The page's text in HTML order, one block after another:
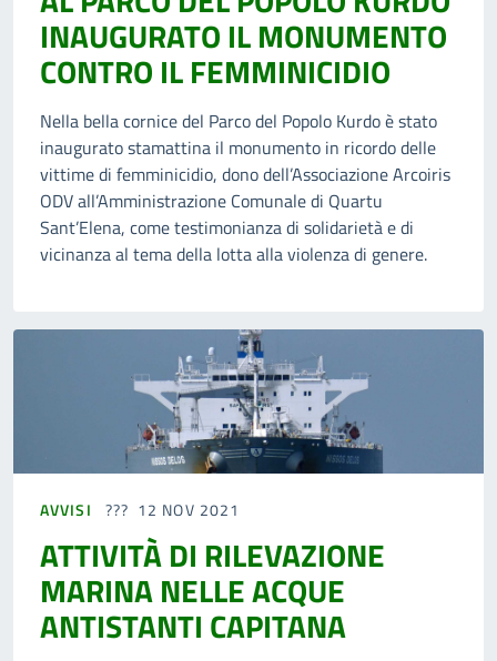
INAUGURATO IL MONUMENTO
CONTRO IL FEMMINICIDIO
Nella bella cornice del Parco del Popolo Kurdo è stato
inaugurato stamattina il monumento in ricordo delle
vittime di femminicidio, dono dell’Associazione Arcoiris
ODV all’Amministrazione Comunale di Quartu
Sant’Elena, come testimonianza di solidarietà e di
vicinanza al tema della lotta alla violenza di genere.
AVVISI 12 NOV 2021
ATTIVITÀ DI RILEVAZIONE
MARINA NELLE ACQUE
ANTISTANTI CAPITANA